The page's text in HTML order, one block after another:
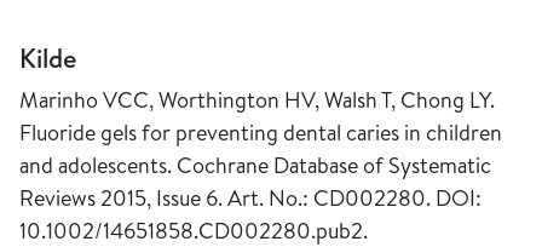
Kilde
Marinho VCC, Worthington HV, Walsh T, Chong LY.
Fluoride gels for preventing dental caries in children
and adolescents. Cochrane Database of Systematic
Reviews 2015, Issue 6. Art. No.: CD002280. DOI:
10.1002/14651858.CD002280.pub2.